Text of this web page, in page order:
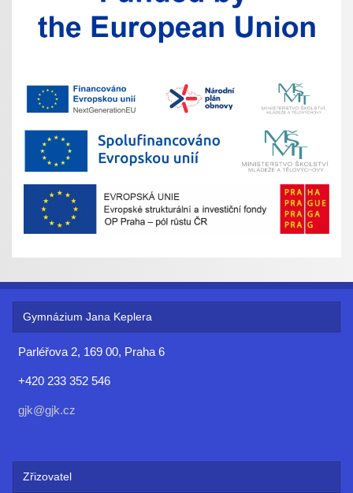
Gymnázium Jana Keplera
Parléřova 2, 169 00, Praha 6
+420 233 352 546
gjk@gjk.cz
Zřizovatel